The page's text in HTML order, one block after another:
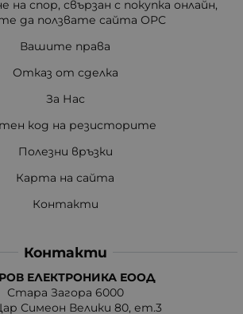
на спор, свързан с покупка онлайн,
да ползвате сайта ОРС
Вашите права
Отказ от сделка
За Нас
код на резисторите
Полезни връзки
Карта на сайта
Контакти
Контакти
ЕЛЕКТРОНИКА ЕООД
Стара Загора 6000
Симеон Велики 80, ет.3